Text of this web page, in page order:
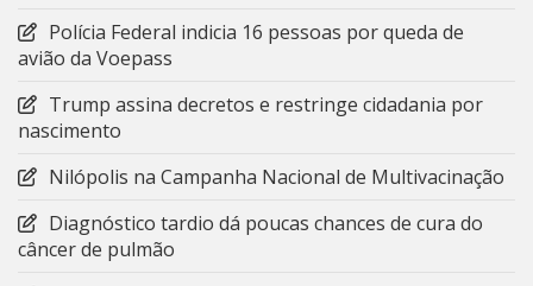
Polícia Federal indicia 16 pessoas por queda de
avião da Voepass
Trump assina decretos e restringe cidadania por
nascimento
Nilópolis na Campanha Nacional de Multivacinação
Diagnóstico tardio dá poucas chances de cura do
câncer de pulmão